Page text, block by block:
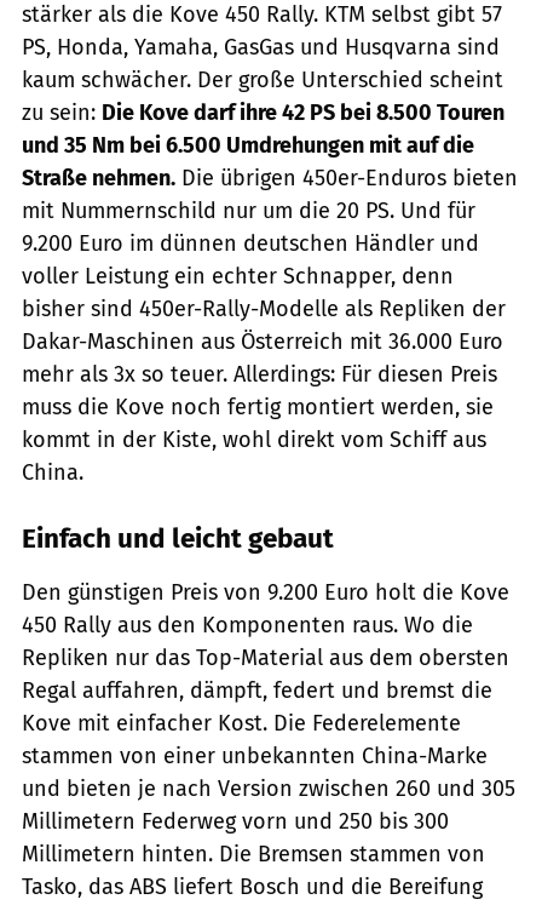
stärker als die Kove 450 Rally. KTM selbst gibt 57
PS, Honda, Yamaha, GasGas und Husqvarna sind
kaum schwächer. Der große Unterschied scheint
zu sein: Die Kove darf ihre 42 PS bei 8.500 Touren
und 35 Nm bei 6.500 Umdrehungen mit auf die
Straße nehmen. Die übrigen 450er-Enduros bieten
mit Nummernschild nur um die 20 PS. Und für
9.200 Euro im dünnen deutschen Händler und
voller Leistung ein echter Schnapper, denn
bisher sind 450er-Rally-Modelle als Repliken der
Dakar-Maschinen aus Österreich mit 36.000 Euro
mehr als 3x so teuer. Allerdings: Für diesen Preis
muss die Kove noch fertig montiert werden, sie
kommt in der Kiste, wohl direkt vom Schiff aus
China.
Einfach und leicht gebaut
Den günstigen Preis von 9.200 Euro holt die Kove
450 Rally aus den Komponenten raus. Wo die
Repliken nur das Top-Material aus dem obersten
Regal auffahren, dämpft, federt und bremst die
Kove mit einfacher Kost. Die Federelemente
stammen von einer unbekannten China-Marke
und bieten je nach Version zwischen 260 und 305
Millimetern Federweg vorn und 250 bis 300
Millimetern hinten. Die Bremsen stammen von
Tasko, das ABS liefert Bosch und die Bereifung